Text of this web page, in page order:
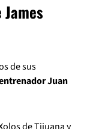
de sus
Juan